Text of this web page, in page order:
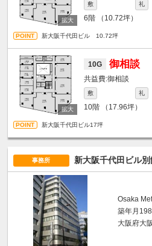
敷 礼
6階 （10.72坪）
新大阪千代田ビル 10.72坪
10G 御相談
御相談
敷 礼
10階 （17.96坪）
新大阪千代田ビル17坪
事務所 新大阪千代田ビル別
Osaka
築年月
大阪府大